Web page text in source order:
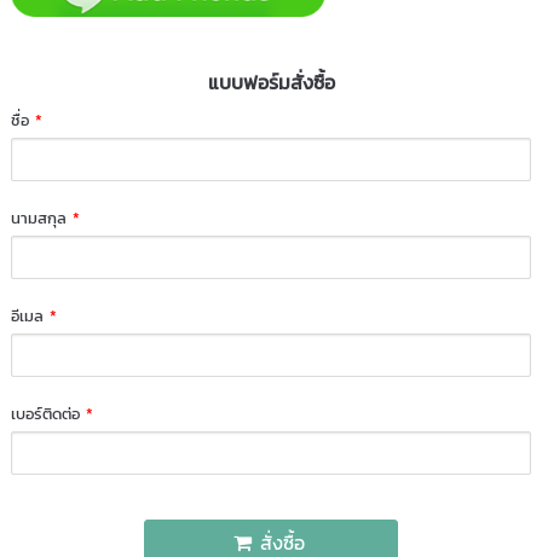
แบบฟอร์มสั่งซื้อ
ชื่อ*
นามสกุล*
อีเมล*
เบอร์ติดต่อ*
สั่งซื้อ